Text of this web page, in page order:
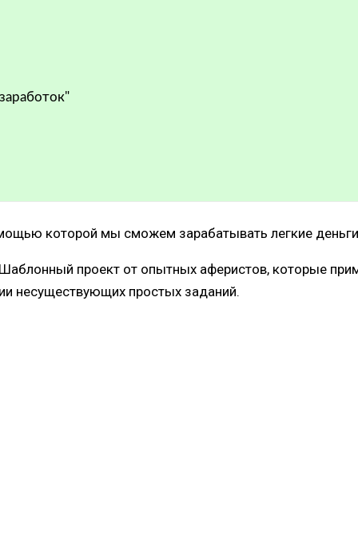
которой мы сможем зарабатывать легкие
проект от опытных аферистов, которые
несуществующих простых заданий.